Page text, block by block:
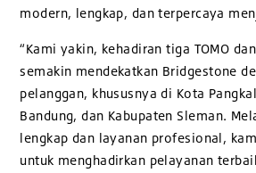
modern, lengkap, dan terpercaya
“Kami yakin, kehadiran tiga TOMO
semakin mendekatkan Bridgestone
pelanggan, khususnya di Kota
Bandung, dan Kabupaten Sleman.
lengkap dan layanan profesional,
untuk menghadirkan pelayanan